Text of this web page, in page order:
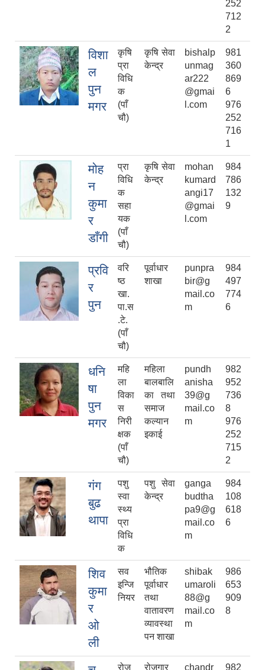
252
712
2
विशा
ल
पुन
मगर
कृषि
प्रा
विधि
क
(पाँ
चौ)
कृषि सेवा
केन्द्र
bishalp
unmag
ar222
@gmai
l.com
981
360
869
6
976
252
716
1
मोह
न
कुमा
र
डाँगी
प्रा
विधि
क
सहा
यक
(पाँ
चौ)
कृषि सेवा
केन्द्र
mohan
kumard
angi17
@gmai
l.com
984
786
132
9
प्रवि
र
पुन
वरि
ष्ठ
खा.
पा.स
.टे.
(पाँ
चौ)
पूर्वाधार
शाखा
punpra
bir@g
mail.co
m
984
497
774
6
धनि
षा
पुन
मगर
महि
ला
विका
स
निरी
क्षक
(पाँ
चौ)
महिला
बालबालि
का तथा
समाज
कल्यान
इकाई
pundh
anisha
39@g
mail.co
m
982
952
736
8
976
252
715
2
गंग
बुढ
थापा
पशु
स्वा
स्थ्य
प्रा
विधि
क
पशु सेवा
केन्द्र
ganga
budtha
pa9@g
mail.co
m
984
108
618
6
शिव
कुमा
र
ओ
ली
सव
इन्जि
नियर
भौतिक
पूर्वाधार
तथा
वातावरण
व्यावस्था
पन शाखा
shibak
umaroli
88@g
mail.co
m
986
653
909
8
रोज
रोजगार
chandr
982